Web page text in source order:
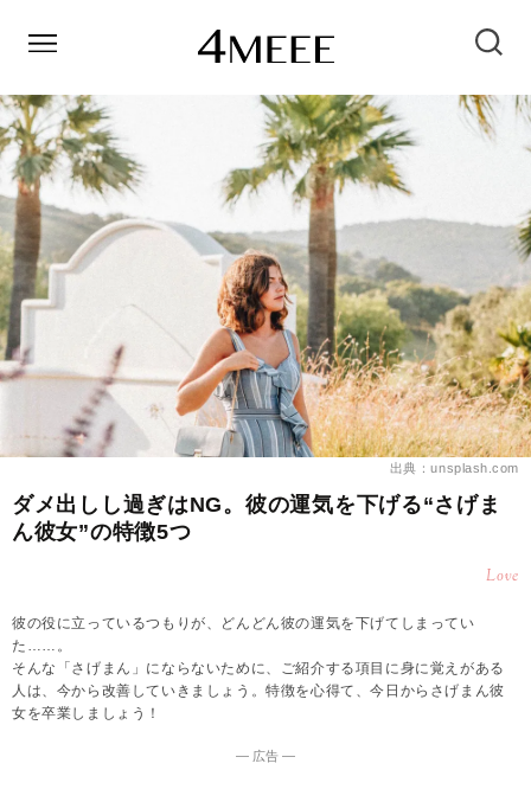
出典：unsplash.com
ダメ出しし過ぎはNG。彼の運気を下げる“さげま
ん彼女”の特徴5つ
Love
彼の役に立っているつもりが、どんどん彼の運気を下げてしまってい
た……。
そんな「さげまん」にならないために、ご紹介する項目に身に覚えがある
人は、今から改善していきましょう。特徴を心得て、今日からさげまん彼
女を卒業しましょう！
― 広告 ―